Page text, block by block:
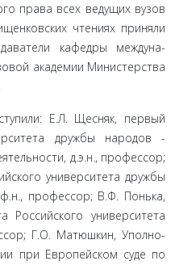
права всех ведущих вузов
чтениях приня­ли
кафедры междуна­
академии Министерства
Е.Л. Щесняк, пер­вый
дружбы народов -
д.э.н., профессор;
университета дружбы
профессор; В.Ф. Понька,
Российского университета
Г.О. Матюшкин, Уполно­
при Европейском суде по